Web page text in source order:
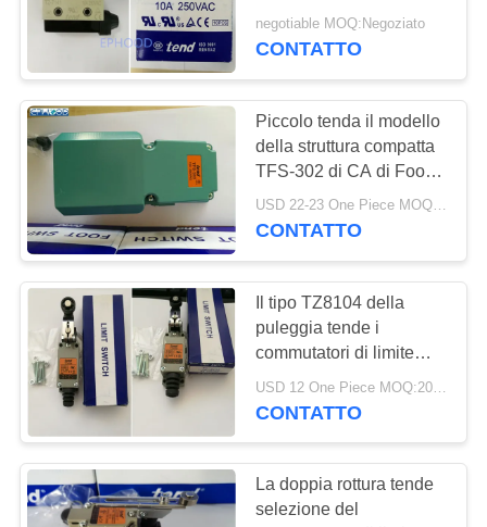
Valvola di ritenuta
dell'acciaio
inossidabile
8
Valvola a motore
elettrica
meccanica Dripproof
negotiable MOQ:Negoziato
CONTATTO
Piccolo tenda il modello
della struttura compatta
TFS-302 di CA di Foot
Switch 250V della
guardia protettiva
USD 22-23 One Piece MOQ:10PCS
CONTATTO
Il tipo TZ8104 della
puleggia tende i
commutatori di limite
elettrici della sicurezza
dell'interruttore di
CONTATTO
La doppia rottura tende
selezione del